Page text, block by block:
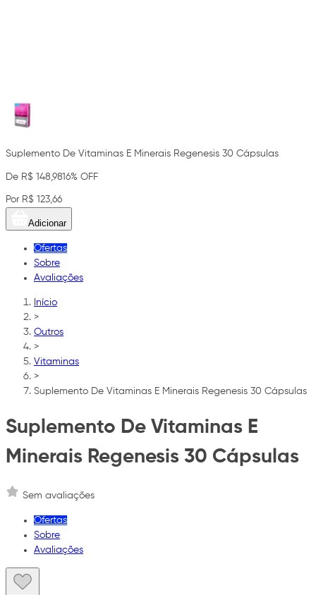
Suplemento De Vitaminas E Minerais Regenesis 30 Cápsulas
De R$ 148,9816% OFF
Por R$ 123,66
Adicionar
Ofertas
Sobre
Avaliações
Início
>
Outros
>
Vitaminas
>
Suplemento De Vitaminas E Minerais Regenesis 30 Cápsulas
Suplemento De Vitaminas E
Minerais Regenesis 30 Cápsulas
Sem avaliações
Ofertas
Sobre
Avaliações